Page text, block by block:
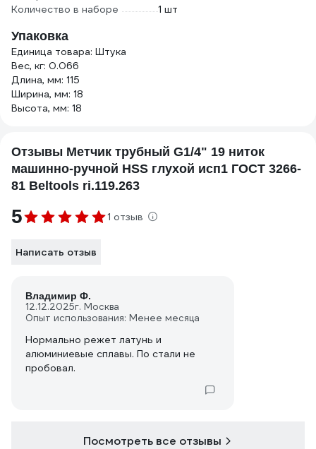
Количество в наборе
1 шт
Упаковка
Единица товара: Штука
Вес, кг: 0.066
Длина, мм: 115
Ширина, мм: 18
Высота, мм: 18
Отзывы Метчик трубный G1/4" 19 ниток
машинно-ручной HSS глухой исп1 ГОСТ 3266-
81 Beltools ri.119.263
5 1 отзыв
Написать отзыв
Владимир Ф.
12.12.2025г. Москва
Опыт использования: Менее месяца
Нормально режет латунь и
алюминиевые сплавы. По стали не
пробовал.
Посмотреть все отзывы